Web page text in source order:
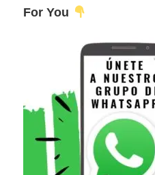
For You